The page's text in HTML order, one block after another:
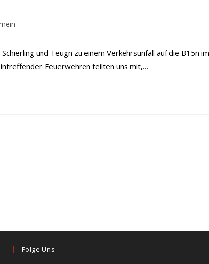
und Teugn zu einem Verkehrsunfall auf die B15n im
Feuerwehren teilten uns mit,…
Folge Uns